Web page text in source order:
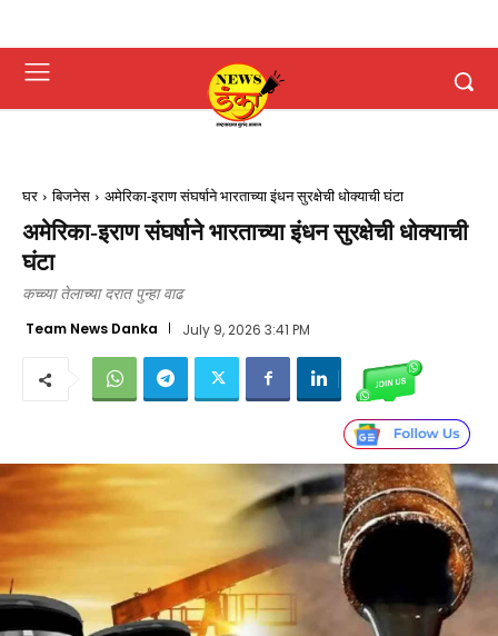
घर बिजनेस अमेरिका-इराण संघर्षाने भारताच्या इंधन सुरक्षेची धोक्याची घंटा
अमेरिका-इराण संघर्षाने भारताच्या इंधन सुरक्षेची धोक्याची
घंटा
कच्च्या तेलाच्या दरात पुन्हा वाढ
Team News Danka July 9, 2026 3:41 PM